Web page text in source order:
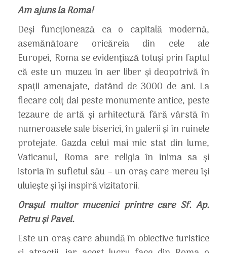
Am ajuns la Roma!
Deși funcționează ca o capitală modernă,
asemănătoare oricăreia din cele ale
Europei, Roma se evidențiază totuși prin faptul
că este un muzeu în aer liber și deopotrivă în
spații amenajate, datând de 3000 de ani. La
fiecare colț dai peste monumente antice, peste
tezaure de artă și arhitectură fără vârstă în
numeroasele sale biserici, în galerii și în ruinele
protejate. Gazda celui mai mic stat din lume,
Vaticanul, Roma are religia în inima sa și
istoria în sufletul său – un oraș care mereu își
uluiește și își inspiră vizitatorii.
Orașul multor mucenici printre care Sf. Ap.
Petru și Pavel.
Este un oraș care abundă în obiective turistice